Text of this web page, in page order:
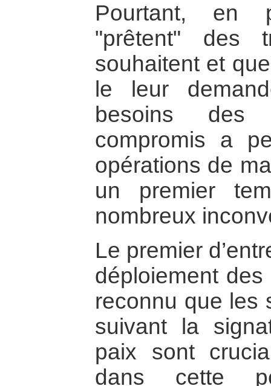
Pourtant, en
"prêtent" des
souhaitent et
le leur
besoins
compromis a
opérations de
un premier
nombreux
Le premier
déploiement
reconnu que les
suivant la
paix sont
dans cette